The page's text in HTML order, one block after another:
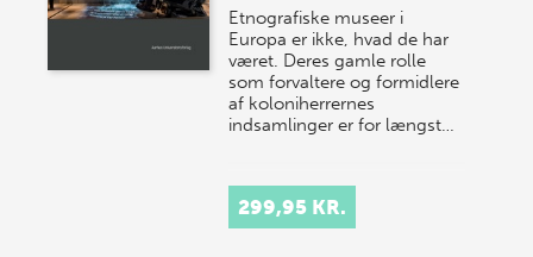
Etnografiske museer i
Europa er ikke, hvad de har
været. Deres gamle rolle
som forvaltere og formidlere
af koloniherrernes
indsamlinger er for længst…
299,95 KR.